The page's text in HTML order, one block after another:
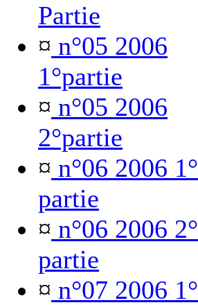
Partie
¤ n°05 2006
1°partie
¤ n°05 2006
2°partie
¤ n°06 2006 1°
partie
¤ n°06 2006 2°
partie
¤ n°07 2006 1°